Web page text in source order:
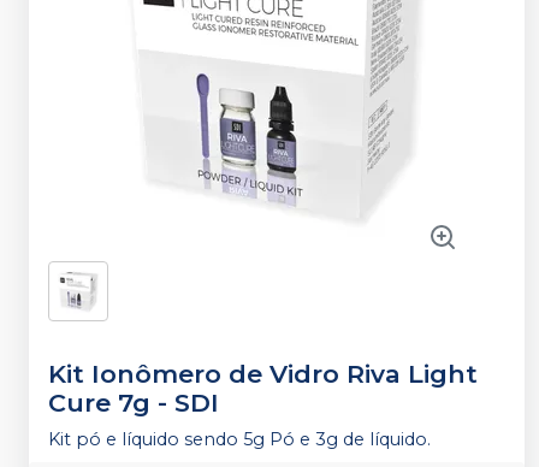
Kit Ionômero de Vidro Riva Light
Cure 7g - SDI
Kit pó e líquido sendo 5g Pó e 3g de líquido.